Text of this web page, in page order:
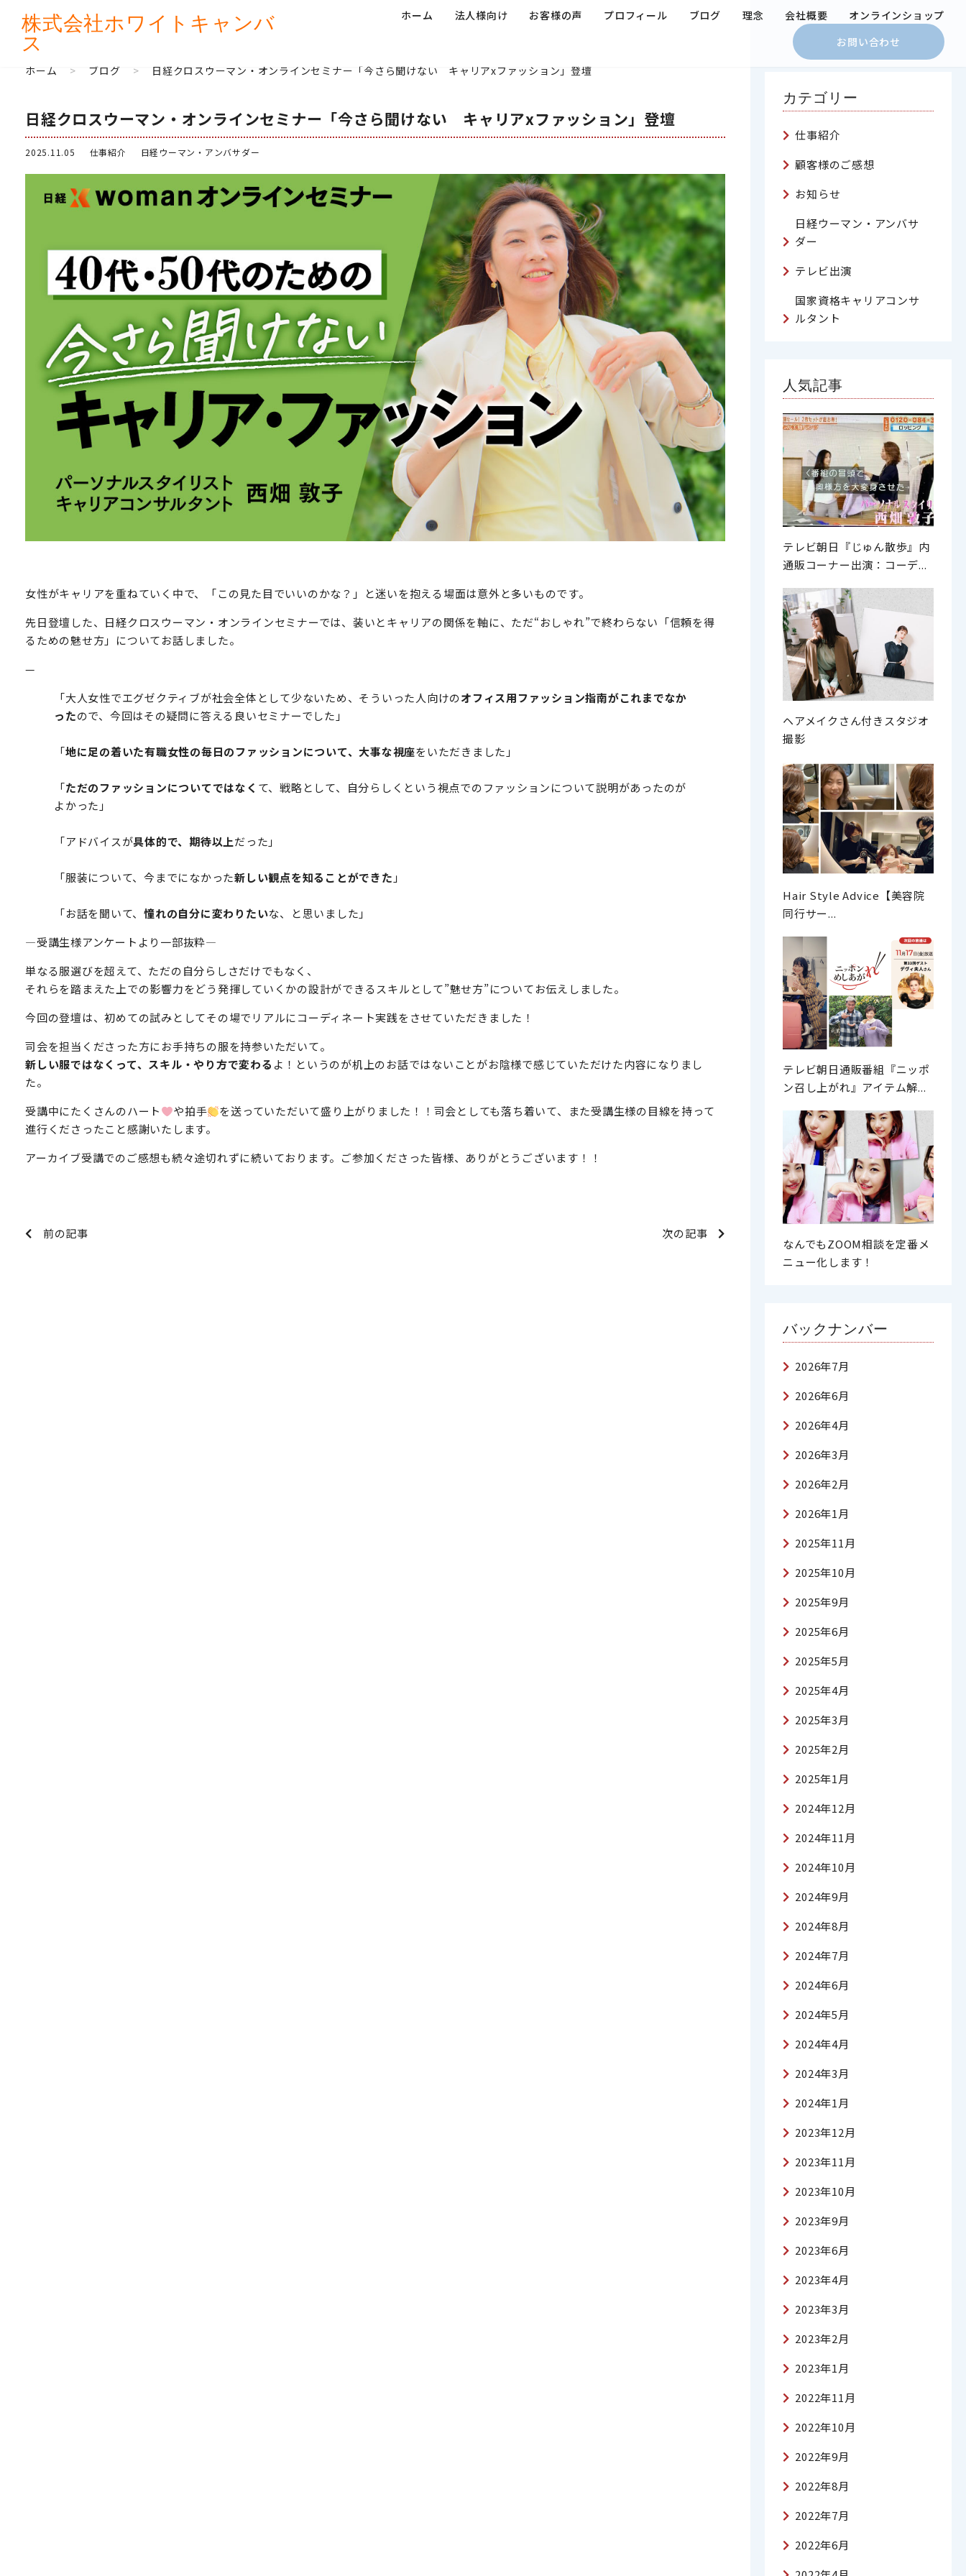
株式会社ホワイトキャンバ
ス
ホーム 法人様向け お客様の声 プロフィール ブログ 理念 会社概要
オンラインショップ
お問い合わせ
ホーム > ブログ > 日経クロスウーマン・オンラインセミナー「今さら聞けない キャリアxファッション」登壇
日経クロスウーマン・オンラインセミナー「今さら聞けない キャリアxファッション」登壇
2025.11.05 仕事紹介 日経ウーマン・アンバサダー
女性がキャリアを重ねていく中で、「この見た目でいいのかな？」と迷いを抱える場面は意外と多いものです。
先日登壇した、日経クロスウーマン・オンラインセミナーでは、装いとキャリアの関係を軸に、ただ“おしゃれ”で終わらない「信頼を得
るための魅せ方」についてお話しました。
—
「大人女性でエグゼクティブが社会全体として少ないため、そういった人向けのオフィス用ファッション指南がこれまでなか
ったので、今回はその疑問に答える良いセミナーでした」
「地に足の着いた有職女性の毎日のファッションについて、大事な視座をいただきました」
「ただのファッションについてではなく て、戦略として、自分らしくという視点でのファッションについて説明があったのが
よかった」
「アドバイスが具体的で、期待以上だった」
「服装について、今までになかった新しい観点を知ることができた 」
「お話を聞いて、 憧れの自分に変わりたいな、と思いました」
—受講生様アンケートより一部抜粋—
単なる服選びを超えて、ただの自分らしさだけでもなく、
それらを踏まえた上での影響力をどう発揮していくかの設計ができるスキルとして”魅せ方”についてお伝えしました。
今回の登壇は、初めての試みとしてその場でリアルにコーディネート実践をさせていただきました！
司会を担当くださった方にお手持ちの服を持参いただいて。
新しい服ではなくって、スキル・やり方で変わる よ！というのが机上のお話ではないことがお陰様で感じていただけた内容になりまし
た。
受講中にたくさんのハート
や拍手
を送っていただいて盛り上がりました！！司会としても落ち着いて、また受講生様の目線を持って
進行くださったこと感謝いたします。
アーカイブ受講でのご感想も続々途切れずに続いております。ご参加くださった皆様、ありがとうございます！！
前の記事 次の記事
カテゴリー
仕事紹介
顧客様のご感想
お知らせ
日経ウーマン・アンバサ
ダー
テレビ出演
国家資格キャリアコンサ
ルタント
人気記事
テレビ朝日『じゅん散歩』内
通販コーナー出演：コーデ...
ヘアメイクさん付きスタジオ
撮影
Hair Style Advice【美容院
同行サー...
テレビ朝日通販番組『ニッポ
ン召し上がれ』アイテム解...
なんでもZOOM相談を定番メ
ニュー化します！
バックナンバー
2026年7月
2026年6月
2026年4月
2026年3月
2026年2月
2026年1月
2025年11月
2025年10月
2025年9月
2025年6月
2025年5月
2025年4月
2025年3月
2025年2月
2025年1月
2024年12月
2024年11月
2024年10月
2024年9月
2024年8月
2024年7月
2024年6月
2024年5月
2024年4月
2024年3月
2024年1月
2023年12月
2023年11月
2023年10月
2023年9月
2023年6月
2023年4月
2023年3月
2023年2月
2023年1月
2022年11月
2022年10月
2022年9月
2022年8月
2022年7月
2022年6月